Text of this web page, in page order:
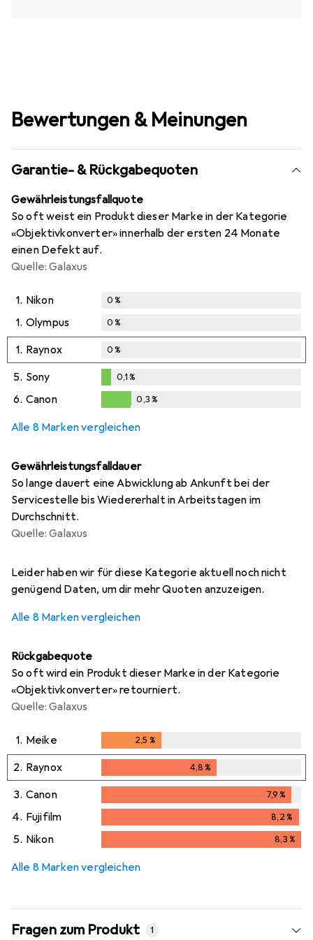
Bewertungen & Meinungen
Garantie- & Rückgabequoten
Gewährleistungsfallquote
So oft weist ein Produkt dieser Marke in der Kategorie
«Objektivkonverter» innerhalb der ersten 24 Monate
einen Defekt auf.
Quelle: Galaxus
1. Nikon 0%
1. Olympus 0%
1. Raynox 0%
5. Sony
%
0,1%
6. Canon 0,3%
Alle 8 Marken vergleichen
Gewährleistungsfalldauer
So lange dauert eine Abwicklung ab Ankunft bei der
Servicestelle bis Wiedererhalt in Arbeitstagen im
Durchschnitt.
Quelle: Galaxus
Leider haben wir für diese Kategorie aktuell noch nicht
genügend Daten, um dir mehr Quoten anzuzeigen.
Alle 8 Marken vergleichen
Rückgabequote
So oft wird ein Produkt dieser Marke in der Kategorie
«Objektivkonverter» retourniert.
Quelle: Galaxus
1. Meike 2,5 %
2. Raynox 4,8%
3. Canon 7,9%
7,9%
4. Fujifilm 8,2%
8,2%
5. Nikon 8,3%
Alle 8 Marken vergleichen
Fragen zum Produkt 1